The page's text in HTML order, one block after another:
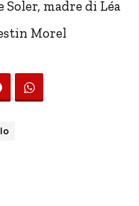
Soler, madre di Léa
Morel